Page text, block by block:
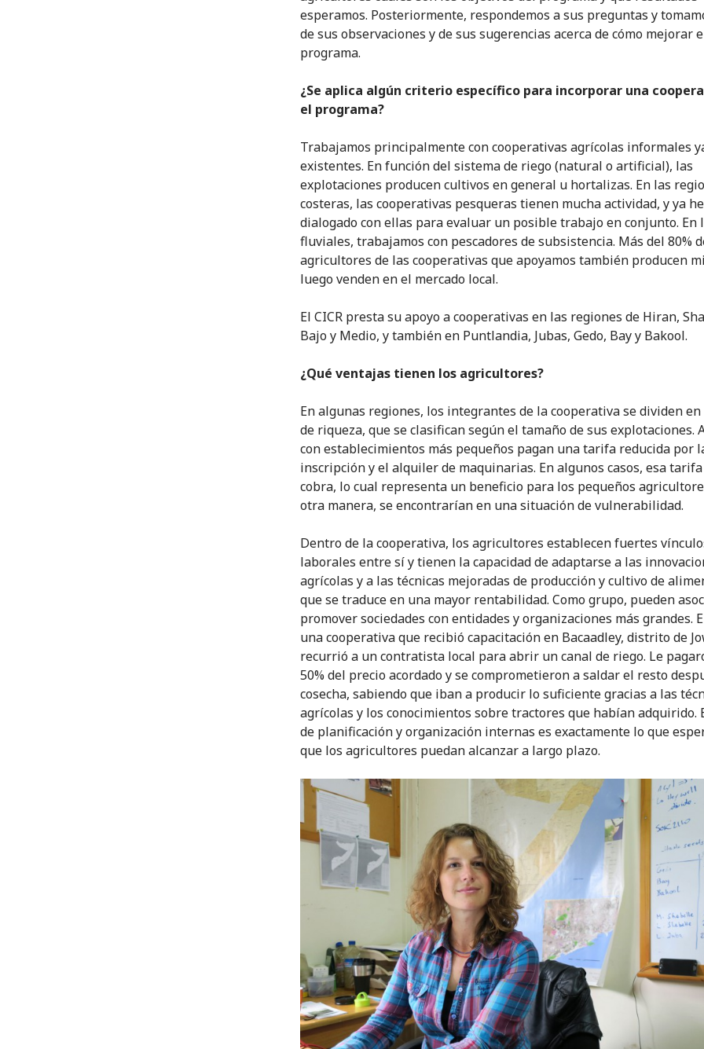
esperamos. Posteriormente, respondemos a sus preguntas y
de sus observaciones y de sus sugerencias acerca de cómo mejorar
programa.
¿Se aplica algún criterio específico para incorporar una
el programa?
Trabajamos principalmente con cooperativas agrícolas informales
existentes. En función del sistema de riego (natural o artificial), las
explotaciones producen cultivos en general u hortalizas. En las
costeras, las cooperativas pesqueras tienen mucha actividad, y ya
dialogado con ellas para evaluar un posible trabajo en conjunto. En
fluviales, trabajamos con pescadores de subsistencia. Más del 80%
agricultores de las cooperativas que apoyamos también producen
luego venden en el mercado local.
El CICR presta su apoyo a cooperativas en las regiones de Hiran,
Bajo y Medio, y también en Puntlandia, Jubas, Gedo, Bay y Bakool.
¿Qué ventajas tienen los agricultores?
En algunas regiones, los integrantes de la cooperativa se dividen
de riqueza, que se clasifican según el tamaño de sus explotaciones.
con establecimientos más pequeños pagan una tarifa reducida por
inscripción y el alquiler de maquinarias. En algunos casos, esa
cobra, lo cual representa un beneficio para los pequeños
otra manera, se encontrarían en una situación de vulnerabilidad.
Dentro de la cooperativa, los agricultores establecen fuertes
laborales entre sí y tienen la capacidad de adaptarse a las
agrícolas y a las técnicas mejoradas de producción y cultivo de
que se traduce en una mayor rentabilidad. Como grupo, pueden
promover sociedades con entidades y organizaciones más grandes.
una cooperativa que recibió capacitación en Bacaadley, distrito de
recurrió a un contratista local para abrir un canal de riego. Le
50% del precio acordado y se comprometieron a saldar el resto
cosecha, sabiendo que iban a producir lo suficiente gracias a las
agrícolas y los conocimientos sobre tractores que habían adquirido.
de planificación y organización internas es exactamente lo que
que los agricultores puedan alcanzar a largo plazo.